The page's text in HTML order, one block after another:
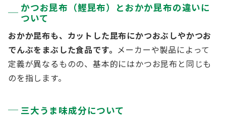
かつお昆布（鰹昆布）とおかか昆布の違いに
ついて
おかか昆布も、カットした昆布にかつおぶしやかつお
でんぶをまぶした食品です。 メーカーや製品によって
定義が異なるものの、基本的にはかつお昆布と同じも
のを指します。
三大うま味成分について